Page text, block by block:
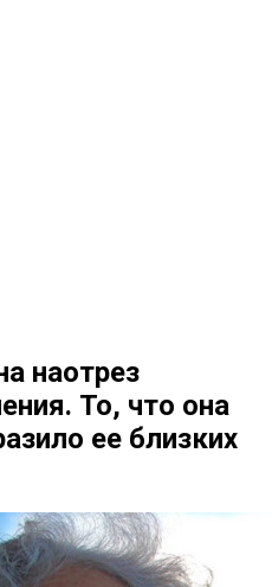
наотрез
То, что она
ее близких